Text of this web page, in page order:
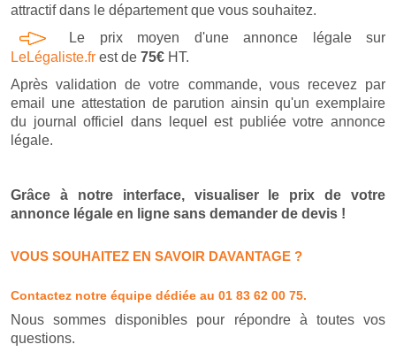
attractif dans le département que vous souhaitez.
Le prix moyen d'une annonce légale sur
LeLégaliste.fr est de 75€ HT.
Après validation de votre commande, vous recevez par
email une attestation de parution ainsin qu'un exemplaire
du journal officiel dans lequel est publiée votre annonce
légale.
Grâce à notre interface, visualiser le prix de votre
annonce légale en ligne sans demander de devis !
VOUS SOUHAITEZ EN SAVOIR DAVANTAGE ?
Contactez notre équipe dédiée au 01 83 62 00 75.
Nous sommes disponibles pour répondre à toutes vos
questions.